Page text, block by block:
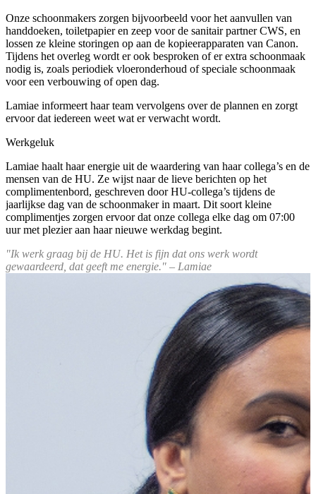
Onze schoonmakers zorgen bijvoorbeeld voor het aanvullen van
handdoeken, toiletpapier en zeep voor de sanitair partner CWS, en
lossen ze kleine storingen op aan de kopieerapparaten van Canon.
Tijdens het overleg wordt er ook besproken of er extra schoonmaak
nodig is, zoals periodiek vloeronderhoud of speciale schoonmaak
voor een verbouwing of open dag.
Lamiae informeert haar team vervolgens over de plannen en zorgt
ervoor dat iedereen weet wat er verwacht wordt.
Werkgeluk
Lamiae haalt haar energie uit de waardering van haar collega’s en de
mensen van de HU. Ze wijst naar de lieve berichten op het
complimentenbord, geschreven door HU-collega’s tijdens de
jaarlijkse dag van de schoonmaker in maart. Dit soort kleine
complimentjes zorgen ervoor dat onze collega elke dag om 07:00
uur met plezier aan haar nieuwe werkdag begint.
"Ik werk graag bij de HU. Het is fijn dat ons werk wordt
gewaardeerd, dat geeft me energie." – Lamiae